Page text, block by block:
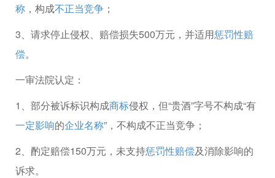
称 ，构成不正当竞争 ；
3、请求停止侵权、赔偿损失500万元，并适用惩罚性赔
偿。
一审法院认定：
1、部分被诉标识构成商标侵权，但“贵酒”字号不构成“有
一定影响的企业名称”，不构成不正当竞争；
2、酌定赔偿150万元，未支持惩罚性赔偿及消除影响的
诉求。